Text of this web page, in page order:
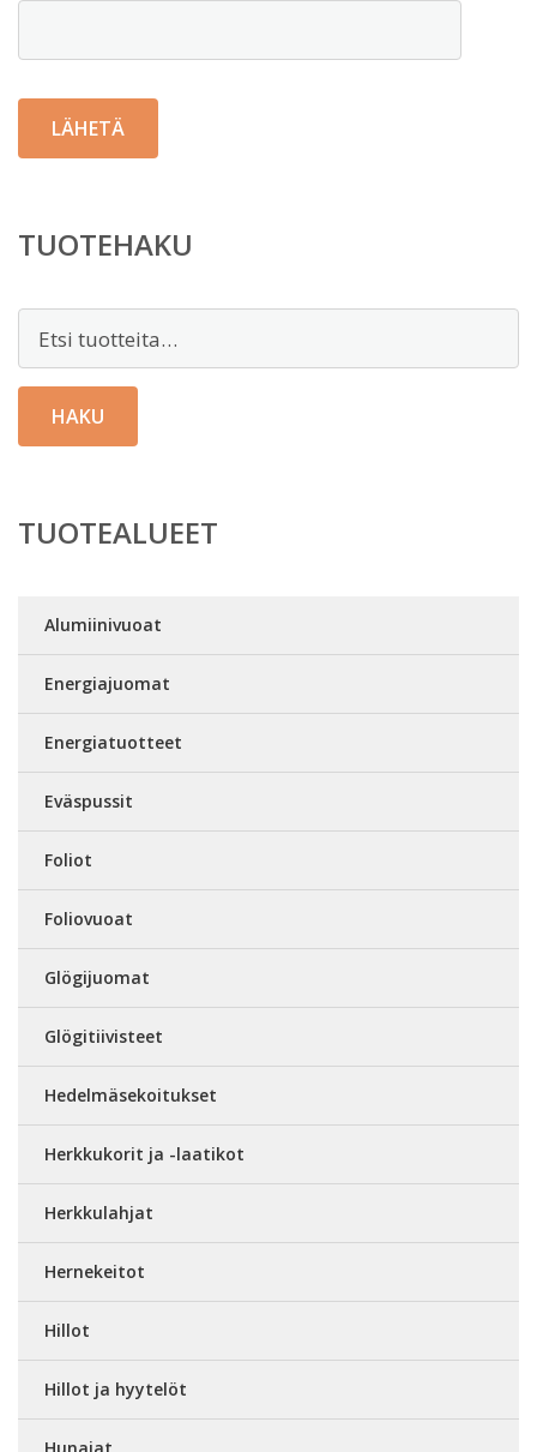
TUOTEHAKU
HAKU
TUOTEALUEET
Alumiinivuoat
Energiajuomat
Energiatuotteet
Eväspussit
Foliot
Foliovuoat
Glögijuomat
Glögitiivisteet
Hedelmäsekoitukset
Herkkukorit ja -laatikot
Herkkulahjat
Hernekeitot
Hillot
Hillot ja hyytelöt